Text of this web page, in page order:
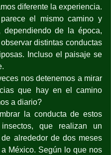
el mismo camino y
dependiendo de la época,
distintas conductas
Incluso el paisaje se
nos detenemos a mirar
que hay en el camino
a diario?
la conducta de estos
insectos, que realizan un
de alrededor de dos meses
México. Según lo que nos